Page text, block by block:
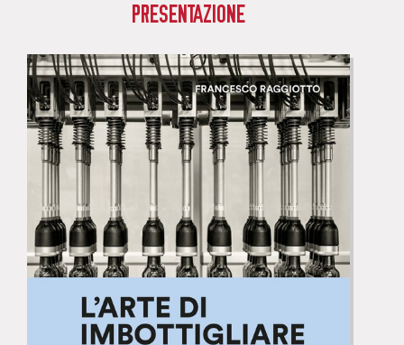
PRESENTAZIONE